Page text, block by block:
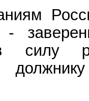
-
силу